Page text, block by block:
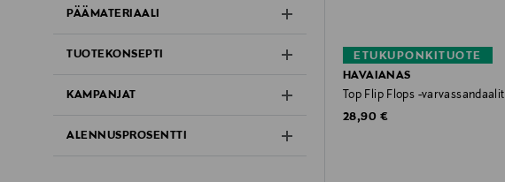
PÄÄMATERIAALI
TUOTEKONSEPTI
KAMPANJAT
ALENNUSPROSENTTI
ETUKUPONKITUOTE
HAVAIANAS
Top Flip Flops -varvassandaalit
Original Price
28,90 €